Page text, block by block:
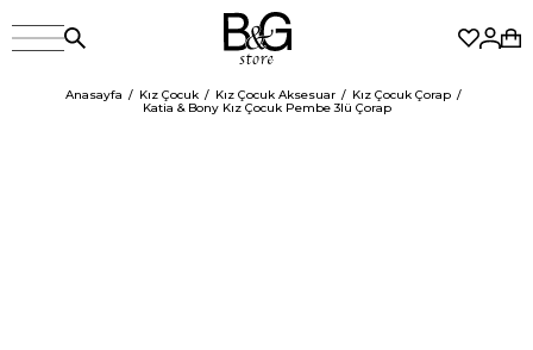
Anasayfa Kız Çocuk Kız Çocuk Aksesuar
Kız Çocuk Çorap
Katia & Bony Kız Çocuk Pembe 3lü Çorap